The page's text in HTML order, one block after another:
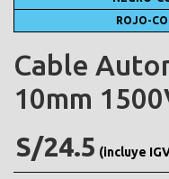
ROJO-
Cable
10mm
S/24.5 (incluye